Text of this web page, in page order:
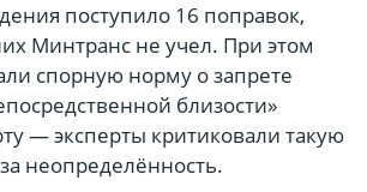
поступило 16 поправок,
Минтранс не учел. При этом
спорную норму о запрете
близости»
— эксперты критиковали такую
неопределённость.